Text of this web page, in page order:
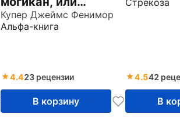
Повествование о
1757 годе
Купер Джеймс Фенимор
Альфа-книга
4.423 рецензии
В корзину
4.542
В